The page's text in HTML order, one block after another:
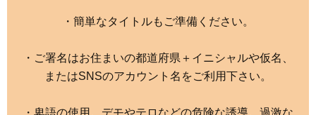
・簡単なタイトルもご準備ください。
・ご署名はお住まいの都道府県＋イニシャルや仮名、
またはSNSのアカウント名をご利用下さい。
・卑語の使用、デモやテロなどの危険な誘導、過激な